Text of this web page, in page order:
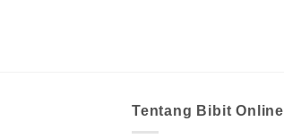
Tentang Bibit Online